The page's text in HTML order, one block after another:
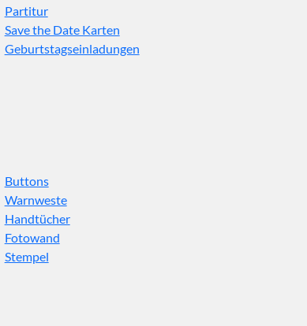
Partitur
Save the Date Karten
Geburtstagseinladungen
Buttons
Warnweste
Handtücher
Fotowand
Stempel